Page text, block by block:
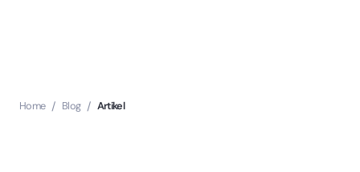
Home / Blog / Artikel